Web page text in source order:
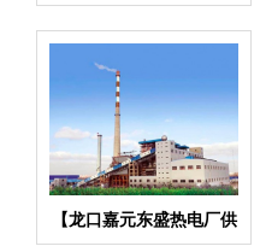
改造】弹簧减震器合同
【龙口嘉元东盛热电厂供
热项目】橡胶接头合同